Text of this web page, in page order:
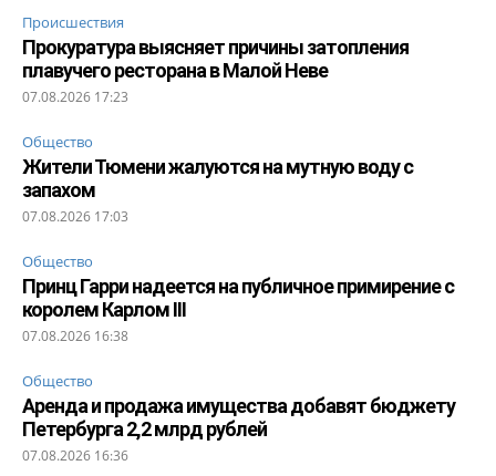
Происшествия
Прокуратура выясняет причины затопления
плавучего ресторана в Малой Неве
07.08.2026 17:23
Общество
Жители Тюмени жалуются на мутную воду с
запахом
07.08.2026 17:03
Общество
Принц Гарри надеется на публичное примирение с
королем Карлом III
07.08.2026 16:38
Общество
Аренда и продажа имущества добавят бюджету
Петербурга 2,2 млрд рублей
07.08.2026 16:36